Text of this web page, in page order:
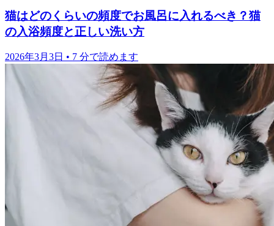
猫はどのくらいの頻度でお風呂に入れるべき？猫
の入浴頻度と正しい洗い方
2026年3月3日 • 7 分で読めます